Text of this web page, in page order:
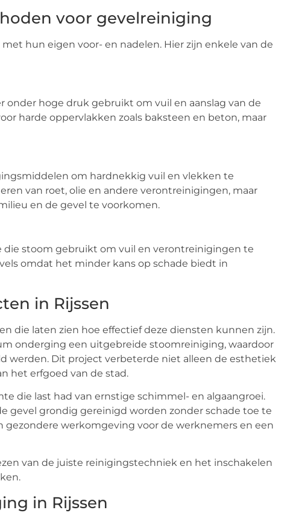
voor gevelreiniging
hun eigen voor- en nadelen. Hier zijn enkele van de
hoge druk gebruikt om vuil en aanslag van de
harde oppervlakken zoals baksteen en beton, maar
om hardnekkig vuil en vlekken te
van roet, olie en andere verontreinigingen, maar
en de gevel te voorkomen.
stoom gebruikt om vuil en verontreinigingen te
omdat het minder kans op schade biedt in
in Rijssen
die laten zien hoe effectief deze diensten kunnen zijn.
onderging een uitgebreide stoomreiniging, waardoor
werden. Dit project verbeterde niet alleen de esthetiek
het erfgoed van de stad.
die last had van ernstige schimmel- en algaangroei.
gevel grondig gereinigd worden zonder schade toe te
werkomgeving voor de werknemers en een
van de juiste reinigingstechniek en het inschakelen
in Rijssen